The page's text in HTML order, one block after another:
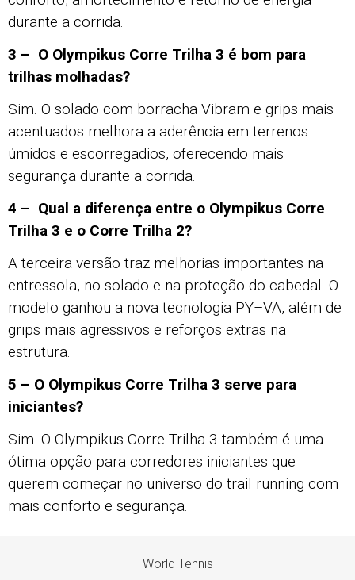
durante a corrida.
3 – O Olympikus Corre Trilha 3 é bom para
trilhas molhadas?
Sim. O solado com borracha Vibram e grips mais
acentuados melhora a aderência em terrenos
úmidos e escorregadios, oferecendo mais
segurança durante a corrida.
4 – Qual a diferença entre o Olympikus Corre
Trilha 3 e o Corre Trilha 2?
A terceira versão traz melhorias importantes na
entressola, no solado e na proteção do cabedal. O
modelo ganhou a nova tecnologia PY–VA, além de
grips mais agressivos e reforços extras na
estrutura.
5 – O Olympikus Corre Trilha 3 serve para
iniciantes?
Sim. O Olympikus Corre Trilha 3 também é uma
ótima opção para corredores iniciantes que
querem começar no universo do trail running com
mais conforto e segurança.
World Tennis